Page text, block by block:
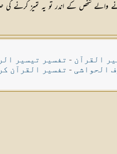
والے شخص کے اندر تو یہ تمیز کرنے
القرآن - تفسیر تیسیر
الحواشی - تفسیر القرآن